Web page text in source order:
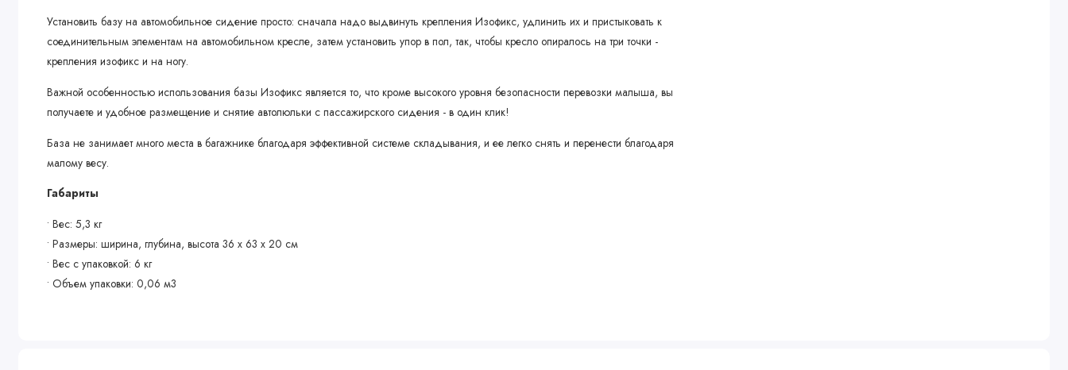
Установить базу на автомобильное сидение просто: сначала надо выдвинуть крепления Изофикс, удлинить их и пристыковать к
соединительным элементам на автомобильном кресле, затем установить упор в пол, так, чтобы кресло опиралось на три точки -
крепления изофикс и на ногу.
Важной особенностью использования базы Изофикс является то, что кроме высокого уровня безопасности перевозки малыша, вы
получаете и удобное размещение и снятие автолюльки с пассажирского сидения - в один клик!
База не занимает много места в багажнике благодаря эффективной системе складывания, и ее легко снять и перенести благодаря
малому весу.
Габариты
• Вес: 5,3 кг
• Размеры: ширина, глубина, высота 36 х 63 х 20 см
• Вес с упаковкой: 6 кг
• Объем упаковки: 0,06 м3